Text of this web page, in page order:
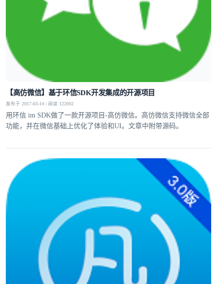
【高仿微信】基于环信SDK开发集成的开源项目
发布于 2017-03-14 | 阅读 122002
用环信 im SDK做了一款开源项目-高仿微信。高仿微信支持微信全部
功能，并在微信基础上优化了体验和UI。文章中附带源码。